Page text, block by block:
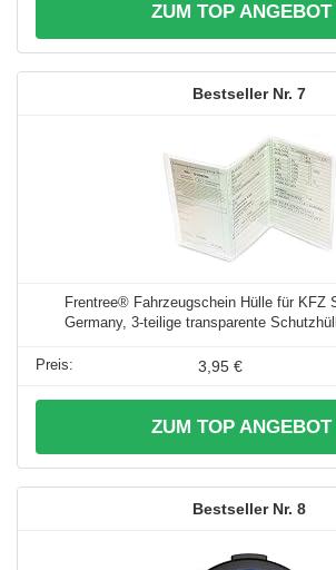
ZUM TOP ANGEBOT
7
Frentree® Fahrzeugschein Hülle für KFZ
Germany, 3-teilige transparente
3,95 €
ZUM TOP ANGEBOT
8